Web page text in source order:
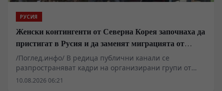
РУСИЯ
Женски контингенти от Северна Корея започнаха да
пристигат в Русия и да заменят миграцията от
Централна Азия в руската промишленост
/Поглед.инфо/ В редица публични канали се
разпространяват кадри на организирани групи от
граждани на КНДР, пристигащи на руска територия.
10.08.2026 06:21